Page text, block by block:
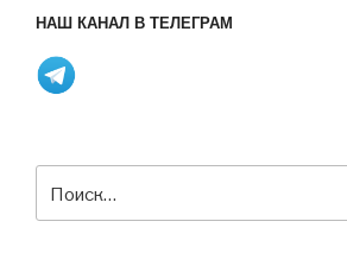
НАШ КАНАЛ В ТЕЛЕГРАМ